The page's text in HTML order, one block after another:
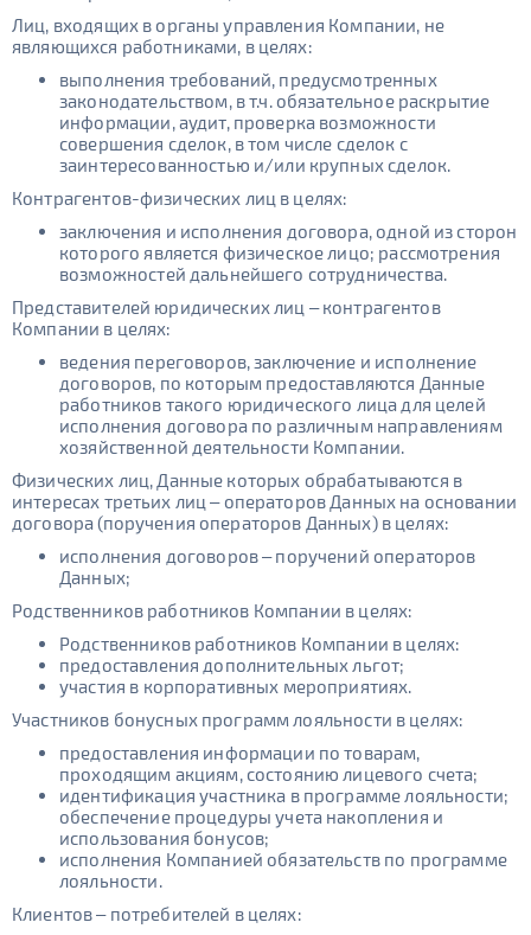
Лиц, входящих в органы управления Компании, не
являющихся работниками, в целях:
выполнения требований, предусмотренных
законодательством, в т.ч. обязательное раскрытие
информации, аудит, проверка возможности
совершения сделок, в том числе сделок с
заинтересованностью и/или крупных сделок.
Контрагентов-физических лиц в целях:
заключения и исполнения договора, одной из сторон
которого является физическое лицо; рассмотрения
возможностей дальнейшего сотрудничества.
Представителей юридических лиц – контрагентов
Компании в целях:
ведения переговоров, заключение и исполнение
договоров, по которым предоставляются Данные
работников такого юридического лица для целей
исполнения договора по различным направлениям
хозяйственной деятельности Компании.
Физических лиц, Данные которых обрабатываются в
интересах третьих лиц – операторов Данных на основании
договора (поручения операторов Данных) в целях:
исполнения договоров – поручений операторов
Данных;
Родственников работников Компании в целях:
Родственников работников Компании в целях:
предоставления дополнительных льгот;
участия в корпоративных мероприятиях.
Участников бонусных программ лояльности в целях:
предоставления информации по товарам,
проходящим акциям, состоянию лицевого счета;
идентификация участника в программе лояльности;
обеспечение процедуры учета накопления и
использования бонусов;
исполнения Компанией обязательств по программе
лояльности.
Клиентов – потребителей в целях: